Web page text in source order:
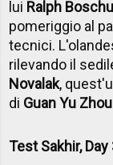
lui Ralph
pomeriggio al
tecnici.
rilevando il
Novalak,
di Guan Yu Zhou
Test Sakhir,